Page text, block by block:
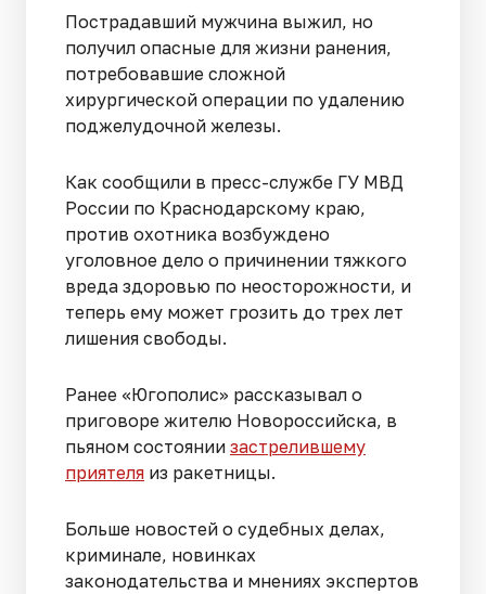
Пострадавший мужчина выжил, но
получил опасные для жизни ранения,
потребовавшие сложной
хирургической операции по удалению
поджелудочной железы.
Как сообщили в пресс-службе ГУ МВД
России по Краснодарскому краю,
против охотника возбуждено
уголовное дело о причинении тяжкого
вреда здоровью по неосторожности, и
теперь ему может грозить до трех лет
лишения свободы.
Ранее «Югополис» рассказывал о
приговоре жителю Новороссийска, в
пьяном состоянии застрелившему
приятеля из ракетницы.
Больше новостей о судебных делах,
криминале, новинках
законодательства и мнениях экспертов